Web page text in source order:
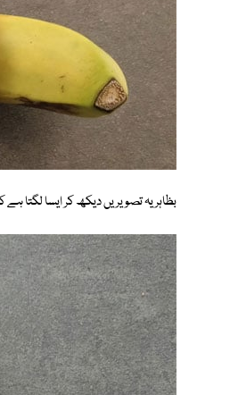
بظاہر یہ تصویریں دیکھ کر ایسا لگتا